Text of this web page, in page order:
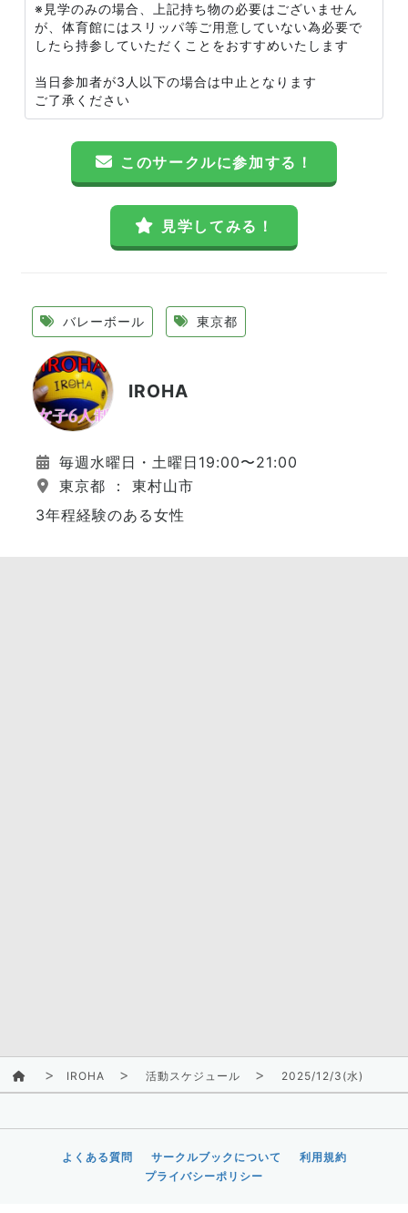
※見学のみの場合、上記持ち物の必要はございません
が、体育館にはスリッパ等ご用意していない為必要で
したら持参していただくことをおすすめいたします
当日参加者が3人以下の場合は中止となります
ご了承ください
このサークルに参加する！
見学してみる！
バレーボール 東京都
IROHA
毎週水曜日・土曜日19:00〜21:00
東京都 ： 東村山市
3年程経験のある女性
IROHA 活動スケジュール 2025/12/3(水)
よくある質問 サークルブックについて
利用規約
プライバシーポリシー